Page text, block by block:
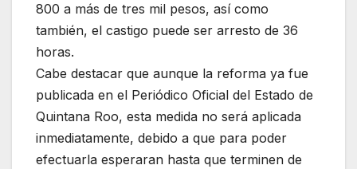
800 a más de tres mil pesos, así como
también, el castigo puede ser arresto de 36
horas.
Cabe destacar que aunque la reforma ya fue
publicada en el Periódico Oficial del Estado de
Quintana Roo, esta medida no será aplicada
inmediatamente, debido a que para poder
efectuarla esperaran hasta que terminen de